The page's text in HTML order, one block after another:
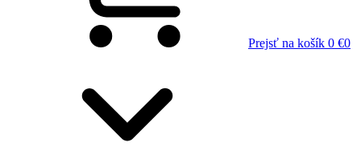
Prejsť na košík 0 €0